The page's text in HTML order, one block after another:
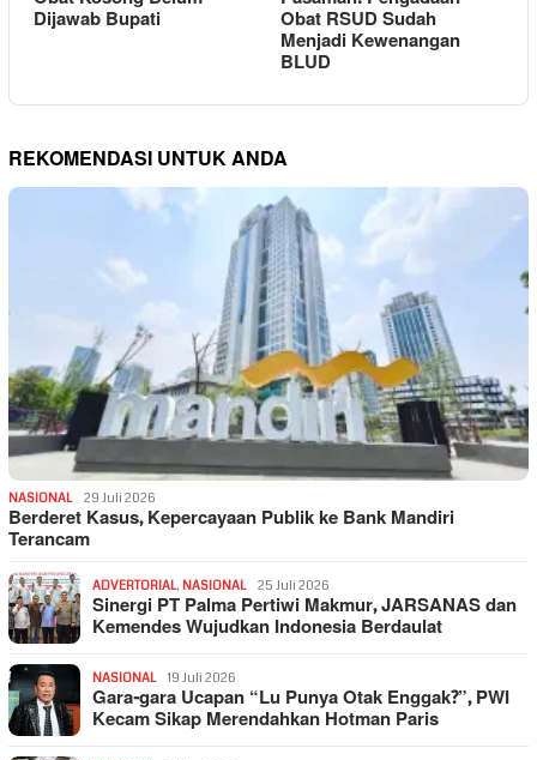
Dijawab Bupati Obat RSUD Sudah
Menjadi Kewenangan
BLUD
REKOMENDASI UNTUK ANDA
NASIONAL 29 Juli 2026
Berderet Kasus, Kepercayaan Publik ke Bank Mandiri
Terancam
ADVERTORIAL, NASIONAL 25 Juli 2026
Sinergi PT Palma Pertiwi Makmur, JARSANAS dan
Kemendes Wujudkan Indonesia Berdaulat
NASIONAL 19 Juli 2026
Gara-gara Ucapan “Lu Punya Otak Enggak?”, PWI
Kecam Sikap Merendahkan Hotman Paris